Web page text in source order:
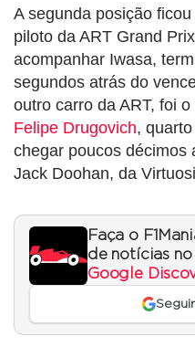
A segunda posição
piloto da ART Grand
acompanhar Iwasa,
segundos atrás do
outro carro da ART, foi
Felipe Drugovich,
chegar poucos décimos
Jack Doohan, da
Faça o
de notícias
Google